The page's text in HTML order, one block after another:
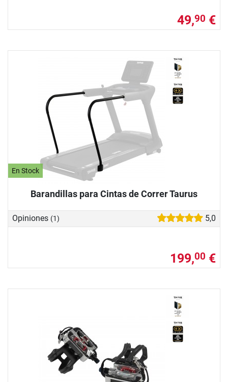
49,90 €
En Stock
Barandillas para Cintas de Correr Taurus
Opiniones (1) 5,0
199,00 €